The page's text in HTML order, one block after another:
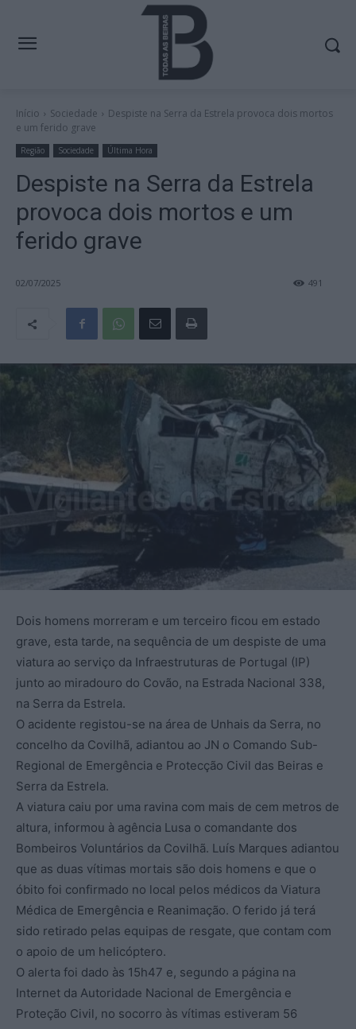
Início Sociedade
Despiste na Serra da Estrela provoca dois mortos
e um ferido grave
Região Sociedade Última Hora
Despiste na Serra da Estrela
provoca dois mortos e um
ferido grave
02/07/2025 491
Dois homens morreram e um terceiro ficou em estado
grave, esta tarde, na sequência de um despiste de uma
viatura ao serviço da Infraestruturas de Portugal (IP)
junto ao miradouro do Covão, na Estrada Nacional 338,
na Serra da Estrela.
O acidente registou-se na área de Unhais da Serra, no
concelho da Covilhã, adiantou ao JN o Comando Sub-
Regional de Emergência e Protecção Civil das Beiras e
Serra da Estrela.
A viatura caiu por uma ravina com mais de cem metros de
altura, informou à agência Lusa o comandante dos
Bombeiros Voluntários da Covilhã. Luís Marques adiantou
que as duas vítimas mortais são dois homens e que o
óbito foi confirmado no local pelos médicos da Viatura
Médica de Emergência e Reanimação. O ferido já terá
sido retirado pelas equipas de resgate, que contam com
o apoio de um helicóptero.
O alerta foi dado às 15h47 e, segundo a página na
Internet da Autoridade Nacional de Emergência e
Proteção Civil, no socorro às vítimas estiveram 56